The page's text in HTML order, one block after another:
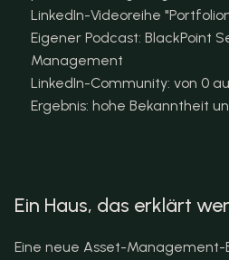
LinkedIn-Videoreihe
Eigener Podcast: BlackPoint
Management
LinkedIn-Community: von 0
Ergebnis: hohe Bekanntheit
Ein Haus, das erklärt
Eine neue Asset-Management-